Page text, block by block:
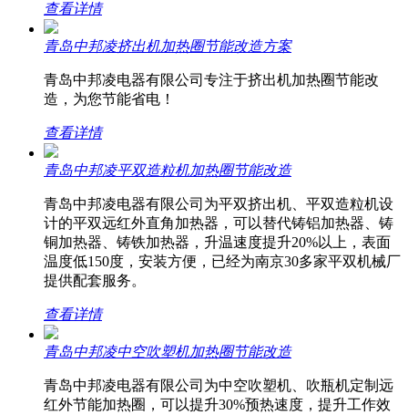
查看详情
青岛中邦凌挤出机加热圈节能改造方案
青岛中邦凌电器有限公司专注于挤出机加热圈节能改
造，为您节能省电！
查看详情
青岛中邦凌平双造粒机加热圈节能改造
青岛中邦凌电器有限公司为平双挤出机、平双造粒机设
计的平双远红外直角加热器，可以替代铸铝加热器、铸
铜加热器、铸铁加热器，升温速度提升20%以上，表面
温度低150度，安装方便，已经为南京30多家平双机械厂
提供配套服务。
查看详情
青岛中邦凌中空吹塑机加热圈节能改造
青岛中邦凌电器有限公司为中空吹塑机、吹瓶机定制远
红外节能加热圈，可以提升30%预热速度，提升工作效